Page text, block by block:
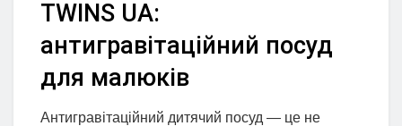
TWINS UA:
антигравітаційний посуд
для малюків
Антигравітаційний дитячий посуд — це не